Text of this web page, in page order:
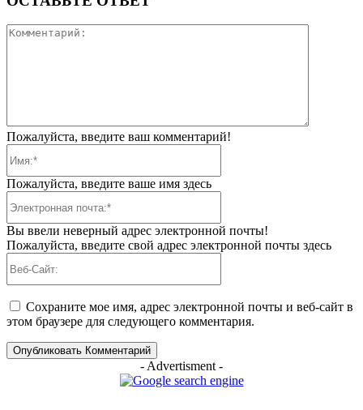
Пожалуйста, введите ваш комментарий!
Пожалуйста, введите ваше имя здесь
Вы ввели неверный адрес электронной почты!
Пожалуйста, введите свой адрес электронной почты здесь
Сохраните мое имя, адрес электронной почты и веб-сайт в
этом браузере для следующего комментария.
- Advertisment -